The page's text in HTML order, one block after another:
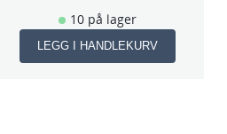
10 på lager
LEGG I HANDLEKURV